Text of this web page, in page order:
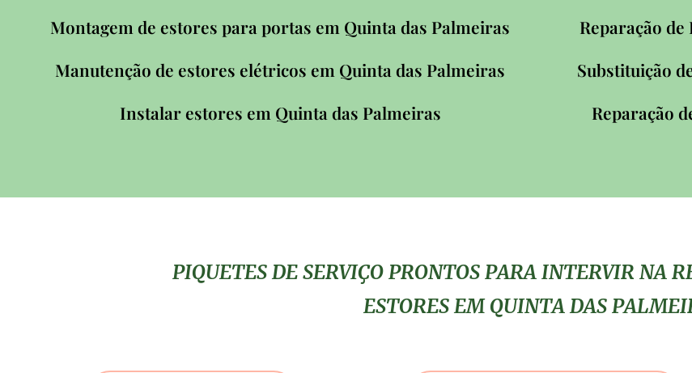
Montagem de estores para portas em Quinta das Palmeiras
Manutenção de estores elétricos em Quinta das Palmeiras
Instalar estores em Quinta das Palmeiras
Reparação
Substituição
Reparação
PIQUETES DE SERVIÇO PRONTOS PARA INTERVIR NA
ESTORES EM QUINTA DAS